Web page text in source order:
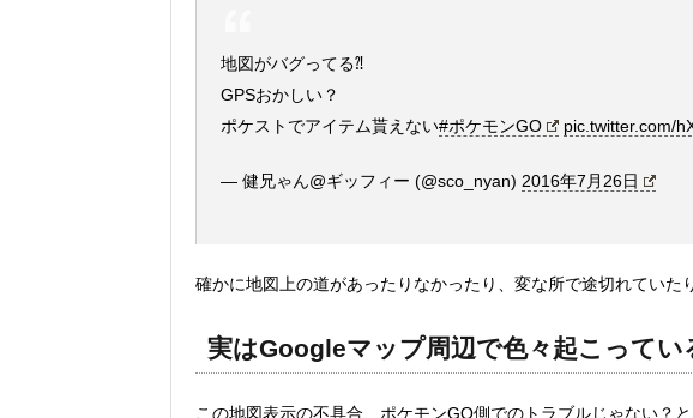
地図がバグってる⁈
GPSおかしい？
ポケストでアイテム貰えない#ポケモンGO pic.twitter.com/
— 健兄ゃん@ギッフィー (@sco_nyan) 2016年7月26日
確かに地図上の道があったりなかったり、変な所で途切れていた
実はGoogleマップ周辺で色々起こってい
この地図表示の不具合、ポケモンGO側でのトラブルじゃない？